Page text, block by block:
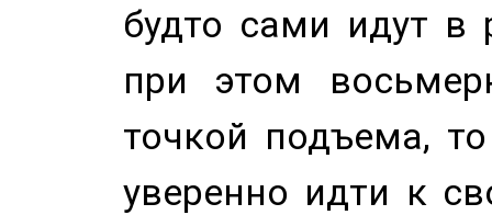
будто сами идут в
при этом
точкой подъема,
уверенно идти к